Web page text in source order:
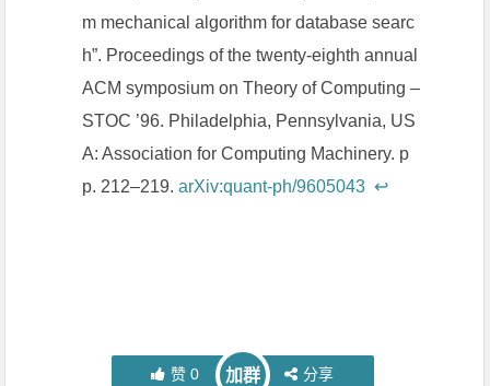
m mechanical algorithm for database searc
h”. Proceedings of the twenty-eighth annual
ACM symposium on Theory of Computing –
STOC ’96. Philadelphia, Pennsylvania, US
A: Association for Computing Machinery. p
p. 212–219.arXiv:quant-ph/9605043 ↩︎
赞 0 加群 分享